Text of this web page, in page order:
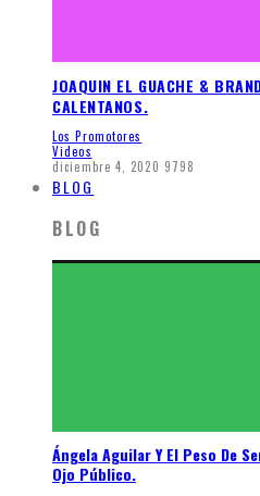
JOAQUIN EL GUACHE &
CALENTANOS.
Los Promotores
Videos
diciembre 4, 2020 9798
BLOG
BLOG
Ángela Aguilar Y El Peso De
Ojo Público.